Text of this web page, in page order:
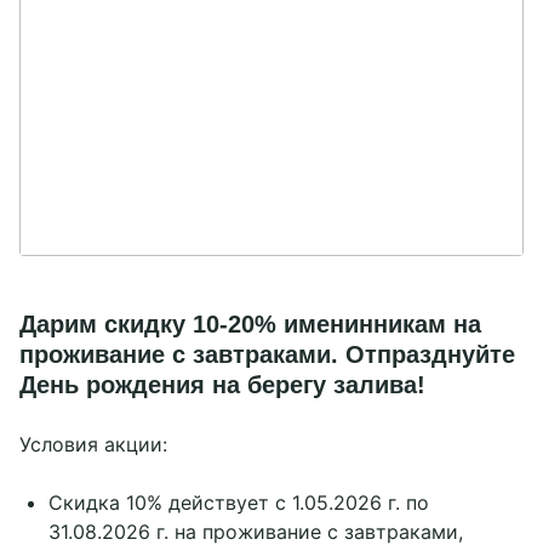
Дарим скидку 10-20% именинникам на
проживание с завтраками. Отпразднуйте
День рождения на берегу залива!
Условия акции:
Скидка 10% действует с 1.05.2026 г. по
31.08.2026 г. на проживание с завтраками,